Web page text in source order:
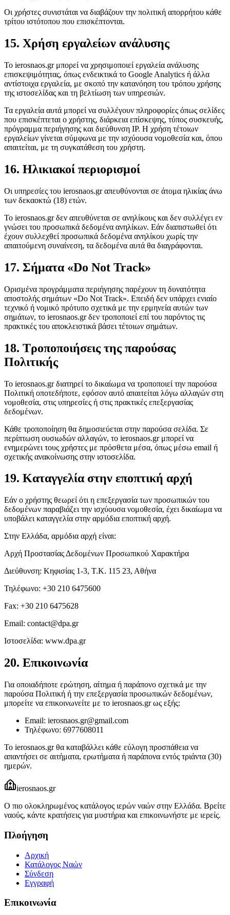
Οι χρήστες συνιστάται να διαβάζουν την πολιτική απορρήτου κάθε
τρίτου ιστότοπου που επισκέπτονται.
15. Χρήση εργαλείων ανάλυσης
Το ierosnaos.gr μπορεί να χρησιμοποιεί εργαλεία ανάλυσης
επισκεψιμότητας, όπως ενδεικτικά το Google Analytics ή άλλα
αντίστοιχα εργαλεία, με σκοπό την κατανόηση του τρόπου χρήσης
της ιστοσελίδας και τη βελτίωση των υπηρεσιών.
Τα εργαλεία αυτά μπορεί να συλλέγουν πληροφορίες όπως σελίδες
που επισκέπτεται ο χρήστης, διάρκεια επίσκεψης, τύπος συσκευής,
πρόγραμμα περιήγησης και διεύθυνση IP. Η χρήση τέτοιων
εργαλείων γίνεται σύμφωνα με την ισχύουσα νομοθεσία και, όπου
απαιτείται, με τη συγκατάθεση του χρήστη.
16. Ηλικιακοί περιορισμοί
Οι υπηρεσίες του ierosnaos.gr απευθύνονται σε άτομα ηλικίας άνω
των δεκαοκτώ (18) ετών.
Το ierosnaos.gr δεν απευθύνεται σε ανηλίκους και δεν συλλέγει εν
γνώσει του προσωπικά δεδομένα ανηλίκων. Εάν διαπιστωθεί ότι
έχουν συλλεχθεί προσωπικά δεδομένα ανηλίκου χωρίς την
απαιτούμενη συναίνεση, τα δεδομένα αυτά θα διαγράφονται.
17. Σήματα «Do Not Track»
Ορισμένα προγράμματα περιήγησης παρέχουν τη δυνατότητα
αποστολής σημάτων «Do Not Track». Επειδή δεν υπάρχει ενιαίο
τεχνικό ή νομικό πρότυπο σχετικά με την ερμηνεία αυτών των
σημάτων, το ierosnaos.gr δεν τροποποιεί επί του παρόντος τις
πρακτικές του αποκλειστικά βάσει τέτοιων σημάτων.
18. Τροποποιήσεις της παρούσας
Πολιτικής
Το ierosnaos.gr διατηρεί το δικαίωμα να τροποποιεί την παρούσα
Πολιτική οποτεδήποτε, εφόσον αυτό απαιτείται λόγω αλλαγών στη
νομοθεσία, στις υπηρεσίες ή στις πρακτικές επεξεργασίας
δεδομένων.
Κάθε τροποποίηση θα δημοσιεύεται στην παρούσα σελίδα. Σε
περίπτωση ουσιωδών αλλαγών, το ierosnaos.gr μπορεί να
ενημερώνει τους χρήστες με πρόσθετα μέσα, όπως μέσω email ή
σχετικής ανακοίνωσης στην ιστοσελίδα.
19. Καταγγελία στην εποπτική αρχή
Εάν ο χρήστης θεωρεί ότι η επεξεργασία των προσωπικών του
δεδομένων παραβιάζει την ισχύουσα νομοθεσία, έχει δικαίωμα να
υποβάλει καταγγελία στην αρμόδια εποπτική αρχή.
Στην Ελλάδα, αρμόδια αρχή είναι:
Αρχή Προστασίας Δεδομένων Προσωπικού Χαρακτήρα
Διεύθυνση: Κηφισίας 1-3, Τ.Κ. 115 23, Αθήνα
Τηλέφωνο: +30 210 6475600
Fax: +30 210 6475628
Email: contact@dpa.gr
Ιστοσελίδα: www.dpa.gr
20. Επικοινωνία
Για οποιαδήποτε ερώτηση, αίτημα ή παράπονο σχετικά με την
παρούσα Πολιτική ή την επεξεργασία προσωπικών δεδομένων,
μπορείτε να επικοινωνείτε με το ierosnaos.gr ως εξής:
Email: ierosnaos.gr@gmail.com
Τηλέφωνο: 6977608011
Το ierosnaos.gr θα καταβάλλει κάθε εύλογη προσπάθεια να
απαντήσει σε αιτήματα, ερωτήματα ή παράπονα εντός τριάντα (30)
ημερών.
ierosnaos.gr
Ο πιο ολοκληρωμένος κατάλογος ιερών ναών στην Ελλάδα. Βρείτε
ναούς, κάντε κρατήσεις για μυστήρια και επικοινωνήστε με ιερείς.
Πλοήγηση
Αρχική
Κατάλογος Ναών
Σύνδεση
Εγγραφή
Επικοινωνία